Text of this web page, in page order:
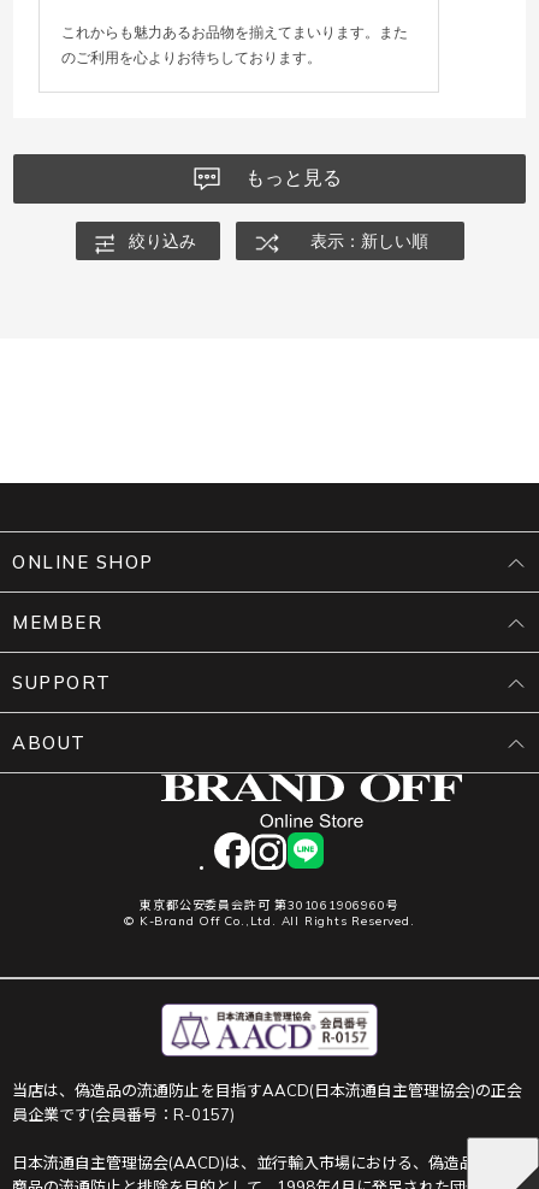
これからも魅力あるお品物を揃えてまいります。また
のご利用を心よりお待ちしております。
もっと見る
絞り込み 表示：新しい順
facebookinstagram
LINE
東京都公安委員会許可 第301061906960号
© K-Brand Off Co.,Ltd. All Rights Reserved.
ONLINE SHOP
MEMBER
SUPPORT
ABOUT
当店は、偽造品の流通防止を目指すAACD(日本流通自主管理協会)の正会
員企業です(会員番号：R-0157)
日本流通自主管理協会(AACD)は、並行輸入市場における、偽造品や不正